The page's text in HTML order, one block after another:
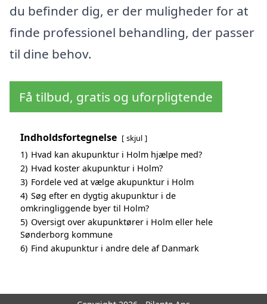
du befinder dig, er der muligheder for at
finde professionel behandling, der passer
til dine behov.
Få tilbud, gratis og uforpligtende
Indholdsfortegnelse skjul
1) Hvad kan akupunktur i Holm hjælpe med?
2) Hvad koster akupunktur i Holm?
3) Fordele ved at vælge akupunktur i Holm
4) Søg efter en dygtig akupunktur i de
omkringliggende byer til Holm?
5) Oversigt over akupunktører i Holm eller hele
Sønderborg kommune
6) Find akupunktur i andre dele af Danmark